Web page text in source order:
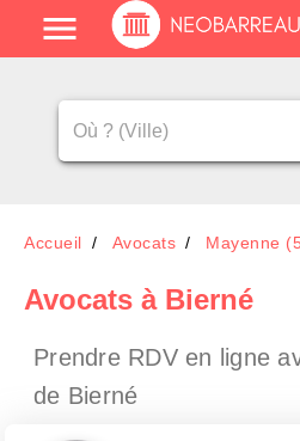
Accueil Avocats Mayenne
Avocats à Bierné
Prendre RDV en ligne
de Bierné